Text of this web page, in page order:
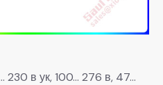
230 в ук, 100… 276 в, 47…